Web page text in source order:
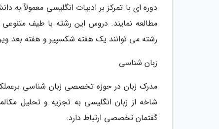
دوره ای با تمرکز بر ادبیات انگلیسی معمولاً
مطالعه نمایند. دروس این رشته با طیف
رشته می توانند یک هفته شکسپیر و هفته بعد
زبان شناسی
مدرک زبان در حوزه تخصصی زبان شناسی
شاخه از زبان انگلیسی به تجزیه و تحلیل
گفتمان تخصصی ارتباط دارد.